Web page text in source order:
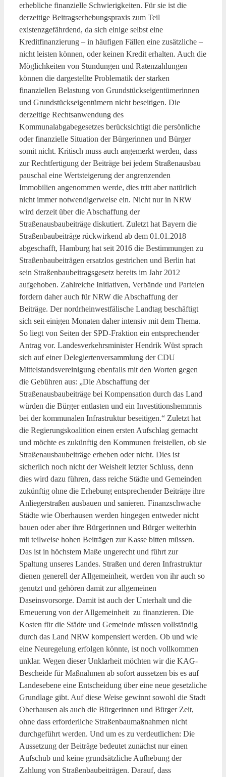
erhebliche finanzielle Schwierigkeiten. Für sie ist die
derzeitige Beitragserhebungspraxis zum Teil
existenzgefährdend, da sich einige selbst eine
Kreditfinanzierung – in häufigen Fällen eine zusätzliche –
nicht leisten können, oder keinen Kredit erhalten. Auch die
Möglichkeiten von Stundungen und Ratenzahlungen
können die dargestellte Problematik der starken
finanziellen Belastung von Grundstückseigentümerinnen
und Grundstückseigentümern nicht beseitigen. Die
derzeitige Rechtsanwendung des
Kommunalabgabegesetzes berücksichtigt die persönliche
oder finanzielle Situation der Bürgerinnen und Bürger
somit nicht. Kritisch muss auch angemerkt werden, dass
zur Rechtfertigung der Beiträge bei jedem Straßenausbau
pauschal eine Wertsteigerung der angrenzenden
Immobilien angenommen werde, dies tritt aber natürlich
nicht immer notwendigerweise ein. Nicht nur in NRW
wird derzeit über die Abschaffung der
Straßenausbaubeiträge diskutiert. Zuletzt hat Bayern die
Straßenbaubeiträge rückwirkend ab dem 01.01.2018
abgeschafft, Hamburg hat seit 2016 die Bestimmungen zu
Straßenbaubeiträgen ersatzlos gestrichen und Berlin hat
sein Straßenbaubeitragsgesetz bereits im Jahr 2012
aufgehoben. Zahlreiche Initiativen, Verbände und Parteien
fordern daher auch für NRW die Abschaffung der
Beiträge. Der nordrheinwestfälische Landtag beschäftigt
sich seit einigen Monaten daher intensiv mit dem Thema.
So liegt von Seiten der SPD-Fraktion ein entsprechender
Antrag vor. Landesverkehrsminister Hendrik Wüst sprach
sich auf einer Delegiertenversammlung der CDU
Mittelstandsvereinigung ebenfalls mit den Worten gegen
die Gebühren aus: „Die Abschaffung der
Straßenausbaubeiträge bei Kompensation durch das Land
würden die Bürger entlasten und ein Investitionshemmnis
bei der kommunalen Infrastruktur beseitigen.“ Zuletzt hat
die Regierungskoalition einen ersten Aufschlag gemacht
und möchte es zukünftig den Kommunen freistellen, ob sie
Straßenausbaubeiträge erheben oder nicht. Dies ist
sicherlich noch nicht der Weisheit letzter Schluss, denn
dies wird dazu führen, dass reiche Städte und Gemeinden
zukünftig ohne die Erhebung entsprechender Beiträge ihre
Anliegerstraßen ausbauen und sanieren. Finanzschwache
Städte wie Oberhausen werden hingegen entweder nicht
bauen oder aber ihre Bürgerinnen und Bürger weiterhin
mit teilweise hohen Beiträgen zur Kasse bitten müssen.
Das ist in höchstem Maße ungerecht und führt zur
Spaltung unseres Landes. Straßen und deren Infrastruktur
dienen generell der Allgemeinheit, werden von ihr auch so
genutzt und gehören damit zur allgemeinen
Daseinsvorsorge. Damit ist auch der Unterhalt und die
Erneuerung von der Allgemeinheit zu finanzieren. Die
Kosten für die Städte und Gemeinde müssen vollständig
durch das Land NRW kompensiert werden. Ob und wie
eine Neuregelung erfolgen könnte, ist noch vollkommen
unklar. Wegen dieser Unklarheit möchten wir die KAG-
Bescheide für Maßnahmen ab sofort aussetzen bis es auf
Landesebene eine Entscheidung über eine neue gesetzliche
Grundlage gibt. Auf diese Weise gewinnt sowohl die Stadt
Oberhausen als auch die Bürgerinnen und Bürger Zeit,
ohne dass erforderliche Straßenbaumaßnahmen nicht
durchgeführt werden. Und um es zu verdeutlichen: Die
Aussetzung der Beiträge bedeutet zunächst nur einen
Aufschub und keine grundsätzliche Aufhebung der
Zahlung von Straßenbaubeiträgen. Darauf, dass